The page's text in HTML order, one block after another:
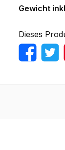
Gewicht
Dieses